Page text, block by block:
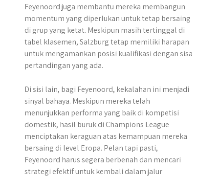
Feyenoord juga membantu mereka membangun
momentum yang diperlukan untuk tetap bersaing
di grup yang ketat. Meskipun masih tertinggal di
tabel klasemen, Salzburg tetap memiliki harapan
untuk mengamankan posisi kualifikasi dengan sisa
pertandingan yang ada.
Di sisi lain, bagi Feyenoord, kekalahan ini menjadi
sinyal bahaya. Meskipun mereka telah
menunjukkan performa yang baik di kompetisi
domestik, hasil buruk di Champions League
menciptakan keraguan atas kemampuan mereka
bersaing di level Eropa. Pelan tapi pasti,
Feyenoord harus segera berbenah dan mencari
strategi efektif untuk kembali dalam jalur